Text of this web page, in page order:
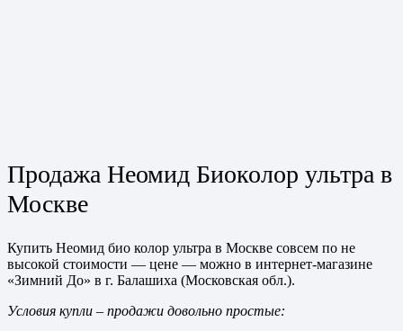
Продажа Неомид Биоколор ультра в
Москве
Купить Неомид био колор ультра в Москве совсем по не
высокой стоимости — цене — можно в интернет-магазине
«Зимний До» в г. Балашиха (Московская обл.).
Условия купли – продажи довольно простые: